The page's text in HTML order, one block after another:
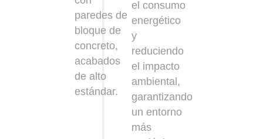
paredes de
bloque de
concreto,
acabados
de alto
estándar.
el consumo
energético
y
reduciendo
el impacto
ambiental,
garantizando
un entorno
más